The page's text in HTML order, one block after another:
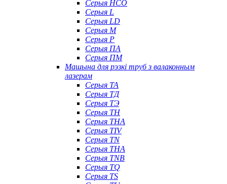
Серыя HCO
Серыя L
Серыя LD
Серыя М
Серыя P
Серыя ПА
Серыя ПМ
Машына для рэзкі труб з валаконным
лазерам
Серыя ТА
Серыя ТД
Серыя ТЭ
Серыя TH
Серыя THA
Серыя TIV
Серыя TN
Серыя ТНА
Серыя TNB
Серыя TQ
Серыя TS